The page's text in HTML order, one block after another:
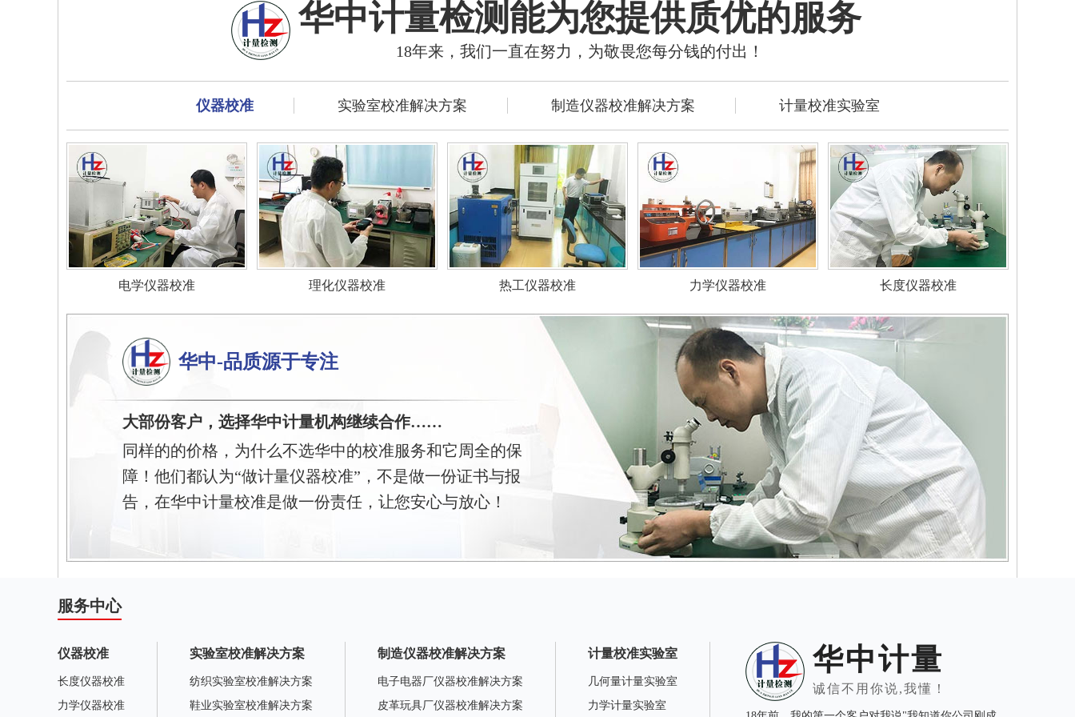
华中计量检测能为您提供质优的服务
18年来，我们一直在努力，为敬畏您每分钱的付出！
仪器校准 实验室校准解决方案 制造仪器校准解决方案 计量校准实验室
电学仪器校准 理化仪器校准 热工仪器校准 力学仪器校准 长度仪器校准
华中-品质源于专注
大部份客户，选择华中计量机构继续合作……
同样的的价格，为什么不选华中的校准服务和它周全的保
障！他们都认为“做计量仪器校准”，不是做一份证书与报
告，在华中计量校准是做一份责任，让您安心与放心！
服务中心
仪器校准
长度仪器校准
力学仪器校准
实验室校准解决方案
纺织实验室校准解决方案
鞋业实验室校准解决方案
制造仪器校准解决方案
电子电器厂仪器校准解决方案
皮革玩具厂仪器校准解决方案
计量校准实验室
几何量计量实验室
力学计量实验室
华中计量
诚信不用你说,我懂！